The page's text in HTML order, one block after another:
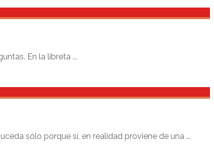
En la libreta ...
sólo porque sí, en realidad proviene de una ...